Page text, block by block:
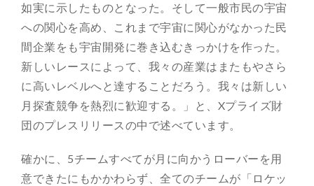
如実に示したものとなった。そして一般市民の宇宙
への関心を高め、これまで宇宙に関心がなかった民
間企業をも宇宙開発に巻き込むきっかけを作った。
新しいレースによって、我々の産業はまたもやさら
に高いレベルへと達することだろう。我々は新しい
月探査競争を熱烈に歓迎する。」と、Xプライズ財
団のプレスリリースの中で述べています。
確かに、5チームすべてが月に向かうローバーを用
意できたにもかかわらず、全てのチームが「ロケッ